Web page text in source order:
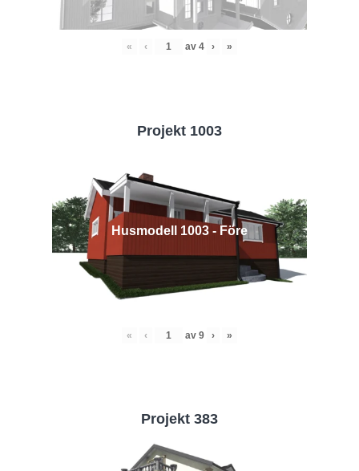
« ‹ av 4 › »
Projekt 1003
Husmodell 1003 - Före
« ‹ av 9 › »
Projekt 383